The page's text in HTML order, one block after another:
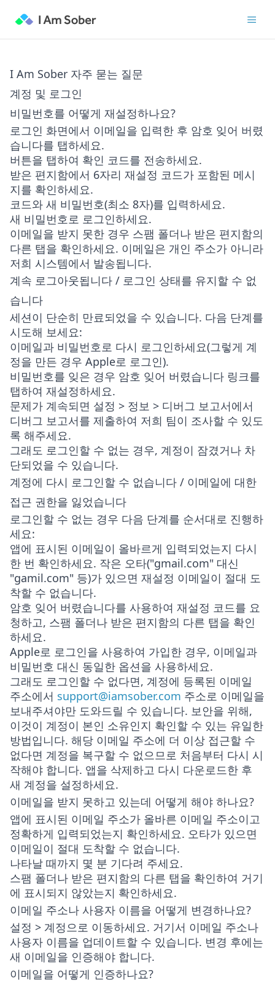
I Am Sober 자주 묻는 질문
계정 및 로그인
비밀번호를 어떻게 재설정하나요?
로그인 화면에서 이메일을 입력한 후 암호 잊어 버렸
습니다를 탭하세요.
버튼을 탭하여 확인 코드를 전송하세요.
받은 편지함에서 6자리 재설정 코드가 포함된 메시
지를 확인하세요.
코드와 새 비밀번호(최소 8자)를 입력하세요.
새 비밀번호로 로그인하세요.
이메일을 받지 못한 경우 스팸 폴더나 받은 편지함의
다른 탭을 확인하세요. 이메일은 개인 주소가 아니라
저희 시스템에서 발송됩니다.
계속 로그아웃됩니다 / 로그인 상태를 유지할 수 없
습니다
세션이 단순히 만료되었을 수 있습니다. 다음 단계를
시도해 보세요:
이메일과 비밀번호로 다시 로그인하세요(그렇게 계
정을 만든 경우 Apple로 로그인).
비밀번호를 잊은 경우 암호 잊어 버렸습니다 링크를
탭하여 재설정하세요.
문제가 계속되면 설정 > 정보 > 디버그 보고서에서
디버그 보고서를 제출하여 저희 팀이 조사할 수 있도
록 해주세요.
그래도 로그인할 수 없는 경우, 계정이 잠겼거나 차
단되었을 수 있습니다.
계정에 다시 로그인할 수 없습니다 / 이메일에 대한
접근 권한을 잃었습니다
로그인할 수 없는 경우 다음 단계를 순서대로 진행하
세요:
앱에 표시된 이메일이 올바르게 입력되었는지 다시
한 번 확인하세요. 작은 오타("gmail.com" 대신
"gamil.com" 등)가 있으면 재설정 이메일이 절대 도
착할 수 없습니다.
암호 잊어 버렸습니다를 사용하여 재설정 코드를 요
청하고, 스팸 폴더나 받은 편지함의 다른 탭을 확인
하세요.
Apple로 로그인을 사용하여 가입한 경우, 이메일과
비밀번호 대신 동일한 옵션을 사용하세요.
그래도 로그인할 수 없다면, 계정에 등록된 이메일
주소에서 support@iamsober.com 주소로 이메일을
보내주셔야만 도와드릴 수 있습니다. 보안을 위해,
이것이 계정이 본인 소유인지 확인할 수 있는 유일한
방법입니다. 해당 이메일 주소에 더 이상 접근할 수
없다면 계정을 복구할 수 없으므로 처음부터 다시 시
작해야 합니다. 앱을 삭제하고 다시 다운로드한 후
새 계정을 설정하세요.
이메일을 받지 못하고 있는데 어떻게 해야 하나요?
앱에 표시된 이메일 주소가 올바른 이메일 주소이고
정확하게 입력되었는지 확인하세요. 오타가 있으면
이메일이 절대 도착할 수 없습니다.
나타날 때까지 몇 분 기다려 주세요.
스팸 폴더나 받은 편지함의 다른 탭을 확인하여 거기
에 표시되지 않았는지 확인하세요.
이메일 주소나 사용자 이름을 어떻게 변경하나요?
설정 > 계정으로 이동하세요. 거기서 이메일 주소나
사용자 이름을 업데이트할 수 있습니다. 변경 후에는
새 이메일을 인증해야 합니다.
이메일을 어떻게 인증하나요?